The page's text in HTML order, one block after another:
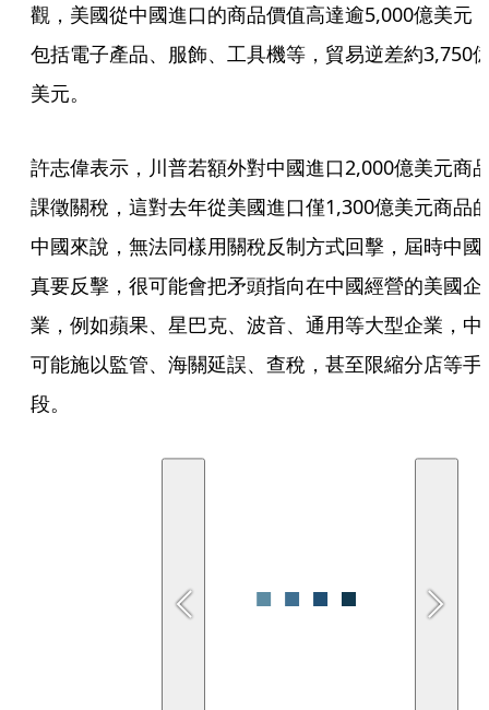
觀，美國從中國進口的商品價值高達逾5,000億美元
包括電子產品、服飾、工具機等，貿易逆差約3,750
美元。
許志偉表示，川普若額外對中國進口2,000億美元商
課徵關稅，這對去年從美國進口僅1,300億美元商品
中國來說，無法同樣用關稅反制方式回擊，屆時中國
真要反擊，很可能會把矛頭指向在中國經營的美國企
業，例如蘋果、星巴克、波音、通用等大型企業，中
可能施以監管、海關延誤、查稅，甚至限縮分店等手
段。